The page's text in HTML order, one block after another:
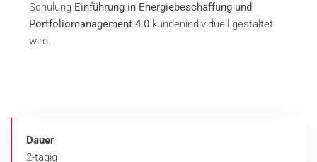
Schulung Einführung in Energiebeschaffung und
Portfoliomanagement 4.0 kundenindividuell gestaltet
wird.
Dauer
2-tägig